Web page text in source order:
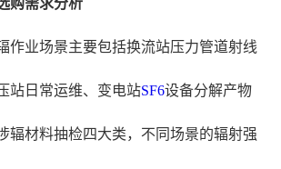
购需求分析
作业场景主要包括换流站压力管道射线
站日常运维、变电站SF6设备分解产物
辐材料抽检四大类，不同场景的辐射强